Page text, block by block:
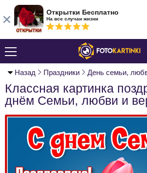
Назад Праздники День семьи,
Классная картинка
днём Семьи, любви и
Открытки Бесплатно
На все случаи жизни